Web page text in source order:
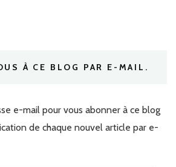
À CE BLOG PAR E-MAIL.
e-mail pour vous abonner à ce blog
de chaque nouvel article par e-